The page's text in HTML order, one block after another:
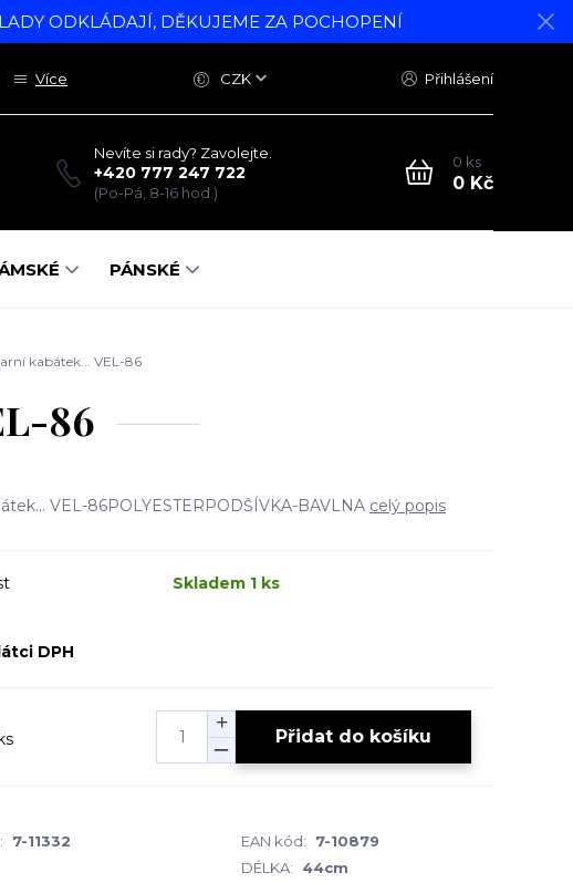
ODKLÁDAJÍ, DĚKUJEME ZA POCHOPENÍ
Více CZK Přihlášení
Nevíte si rady? Zavolejte.
+420 777 247 722
(Po-Pá, 8-16 hod.)
0 ks
0 Kč
PÁNSKÉ
kabátek... VEL-86
86
VEL-86POLYESTERPODŠÍVKA-BAVLNA celý popis
Skladem 1 ks
DPH
Přidat do košíku
7-11332 EAN kód:
7-10879
DÉLKA:
44cm